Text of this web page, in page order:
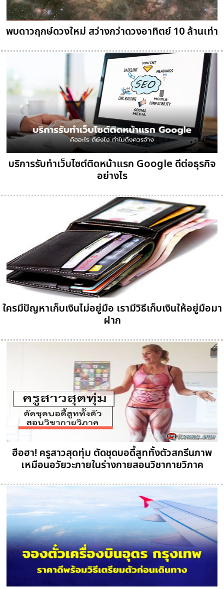
พบดาวฤกษ์ดวงใหม่ สว่างกว่าดวงอาทิตย์ 10 ล้านเท่า
บริการรับทำเว็บไซต์ติดหน้าแรก Google ดีต่อธุรกิจ
อย่างไร
ใครมีปัญหาเก็บเงินไม่อยู่มือ เรามีวิธีเก็บเงินให้อยู่มือมา
ฝาก
ฮือฮา! ครูสาวสุดทุ่ม ตัดชุดบอดี้สูททั้งตัวสกรีนภาพ
เหมือนอวัยวะภายในร่างกายสอนวิชากายวิภาค